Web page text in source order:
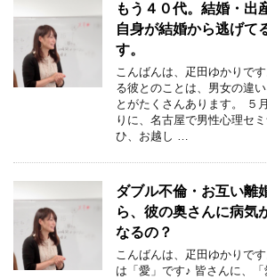
もう４０代。結婚・出
自身が結婚から逃げて
す。
こんばんは、疋田ゆかりで
る彼とのことは、男女の違
とがたくさんあります。 ５
りに、名古屋で男性心理セ
ひ、お越し …
ダブル不倫・お互い離
ら、彼の奥さんに病気
なるの？
こんばんは、疋田ゆかりで
は「愛」です♪ 皆さんに、「